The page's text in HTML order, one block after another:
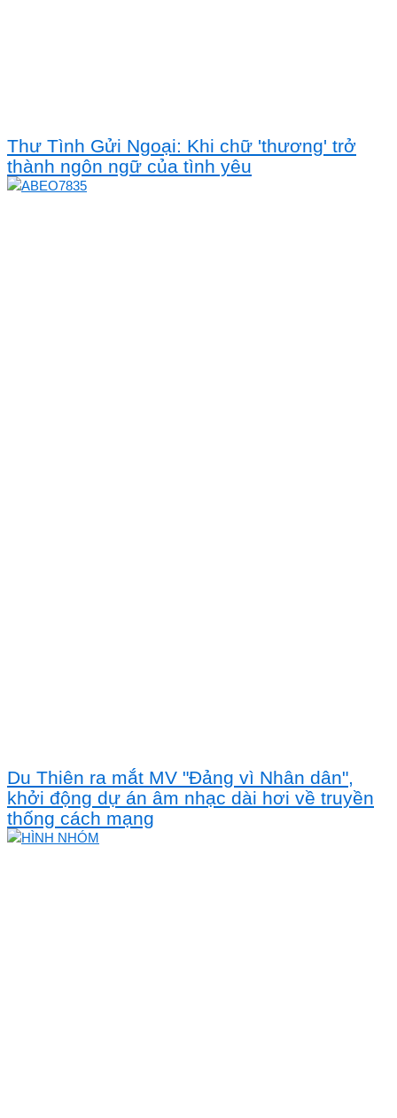
Thư Tình Gửi Ngoại: Khi chữ 'thương' trở
thành ngôn ngữ của tình yêu
Du Thiên ra mắt MV "Đảng vì Nhân dân",
khởi động dự án âm nhạc dài hơi về truyền
thống cách mạng